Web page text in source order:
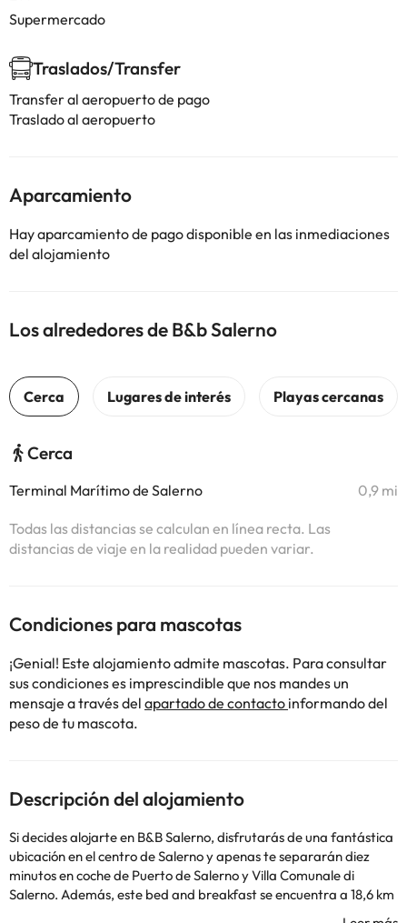
Supermercado
Traslados/Transfer
Transfer al aeropuerto de pago
Traslado al aeropuerto
Aparcamiento
Hay aparcamiento de pago disponible en las inmediaciones
del alojamiento
Los alrededores de B&b Salerno
Cerca
Terminal Marítimo de Salerno 0,9 mi
Todas las distancias se calculan en línea recta. Las
distancias de viaje en la realidad pueden variar.
Condiciones para mascotas
¡Genial! Este alojamiento admite mascotas. Para consultar
sus condiciones es imprescindible que nos mandes un
mensaje a través del apartado de contacto informando del
peso de tu mascota.
Descripción del alojamiento
Si decides alojarte en B&B Salerno, disfrutarás de una fantástica
ubicación en el centro de Salerno y apenas te separarán diez
minutos en coche de Puerto de Salerno y Villa Comunale di
Salerno. Además, este bed and breakfast se encuentra a 18,6 km
de Playa de Maiori y a 24,2 km de Playa de Amalfi. No te pierdas